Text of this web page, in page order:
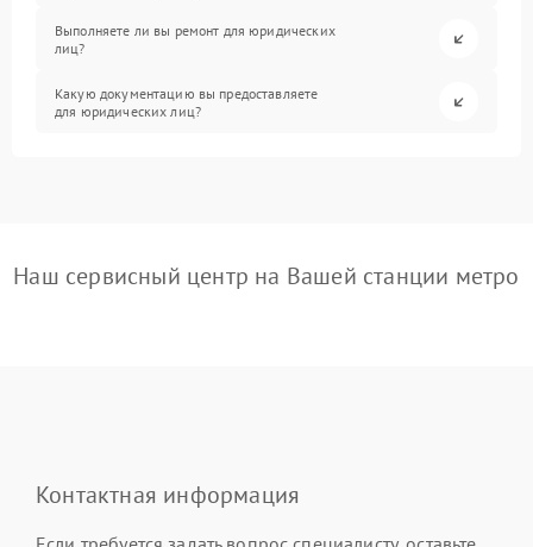
Выполняете ли вы ремонт для юридических
лиц?
Какую документацию вы предоставляете
для юридических лиц?
Наш сервисный центр на Вашей станции метро
Контактная информация